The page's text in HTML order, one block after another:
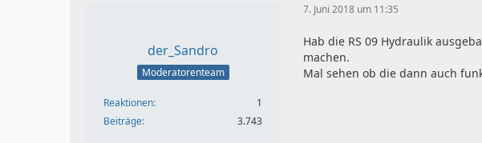
der_Sandro
Moderatorenteam
Reaktionen
1
Beiträge
3.743
7. Juni 2018 um 11:35
Hab die RS 09 Hydraulik
machen.
Mal sehen ob die dann auch